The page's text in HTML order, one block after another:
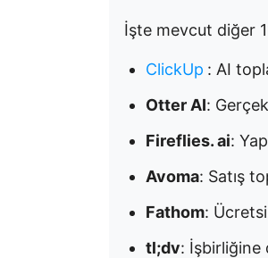
İşte mevcut diğer
ClickUp : AI
Otter AI:
Fireflies. ai:
Avoma: Satış
Fathom:
tl;dv: İşbirliğine